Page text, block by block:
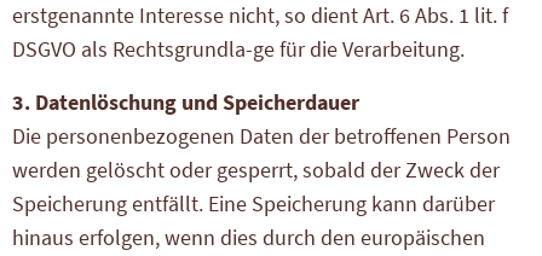
erstgenannte Interesse nicht, so dient Art. 6 Abs. 1 lit. f
DSGVO als Rechtsgrundla-ge für die Verarbeitung.
3. Datenlöschung und Speicherdauer
Die personenbezogenen Daten der betroffenen Person
werden gelöscht oder gesperrt, sobald der Zweck der
Speicherung entfällt. Eine Speicherung kann darüber
hinaus erfolgen, wenn dies durch den europäischen